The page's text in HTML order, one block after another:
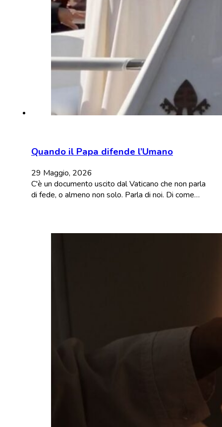
Quando il Papa difende l’Umano
29 Maggio, 2026
C'è un documento uscito dal Vaticano che non parla
di fede, o almeno non solo. Parla di noi. Di come…